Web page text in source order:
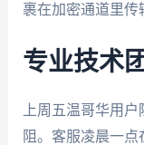
裹在加密通道里传
专业技术
上周五温哥华用
阻。客服凌晨一